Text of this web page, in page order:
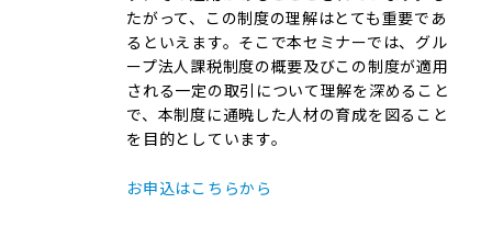
たがって、この制度の理解はとても重要であ
るといえます。そこで本セミナーでは、グル
ープ法人課税制度の概要及びこの制度が適用
される一定の取引について理解を深めること
で、本制度に通暁した人材の育成を図ること
を目的としています。
お申込はこちらから